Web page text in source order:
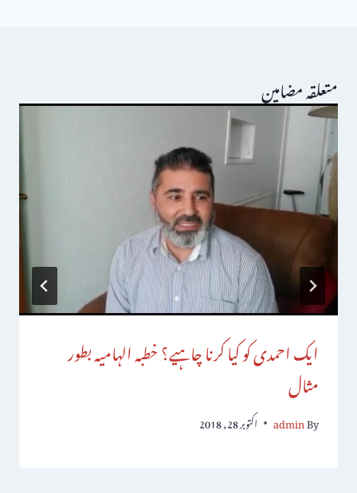
متعلقہ مضامین
ایک احمدی کو کیا کرنا چاہیے؟ خطبہ الہامیہ بطور
مثال
By
admin اکتوبر 28, 2018